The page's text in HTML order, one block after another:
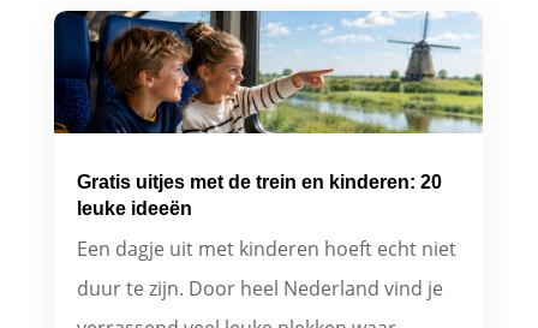
Gratis uitjes met de trein en kinderen: 20
leuke ideeën
Een dagje uit met kinderen hoeft echt niet
duur te zijn. Door heel Nederland vind je